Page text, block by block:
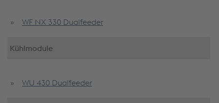
WF NX 330 Dualfeeder
Kühlmodule
WU 430 Dualfeeder